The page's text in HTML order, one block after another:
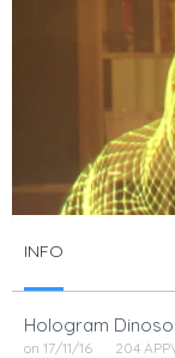
INFO
Hologram
on 17/11/16 204